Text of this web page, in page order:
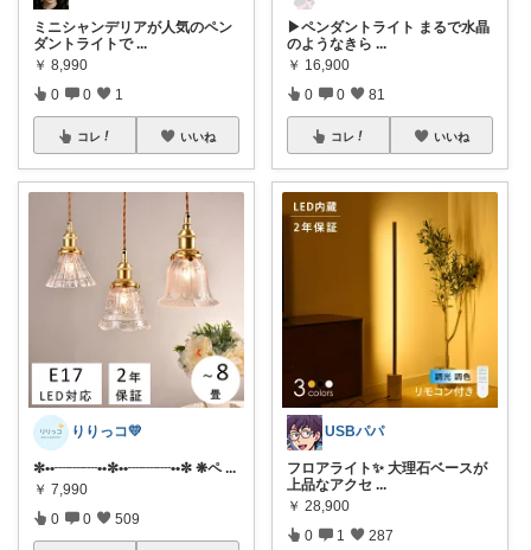
ミニシャンデリアが人気のペン
ダントライトで ...
￥ 8,990
0 0 1
コレ いいね
りりっコ💛
✼••┈┈┈••✼••┈┈┈••✼ ❋ペ ...
￥ 7,990
0 0 509
▶ペンダントライト まるで水晶
のようなきら ...
￥ 16,900
0 0 81
コレ いいね
USBパパ
フロアライト✨ 大理石ベースが
上品なアクセ ...
￥ 28,900
0 1 287